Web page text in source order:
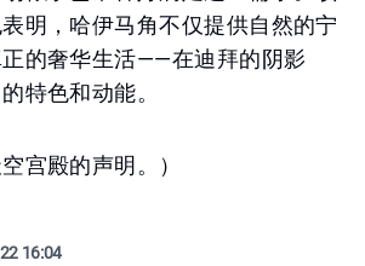
明，哈伊马角不仅提供自然的宁
的奢华生活——在迪拜的阴影
特色和动能。
宫殿的声明。）
16:04